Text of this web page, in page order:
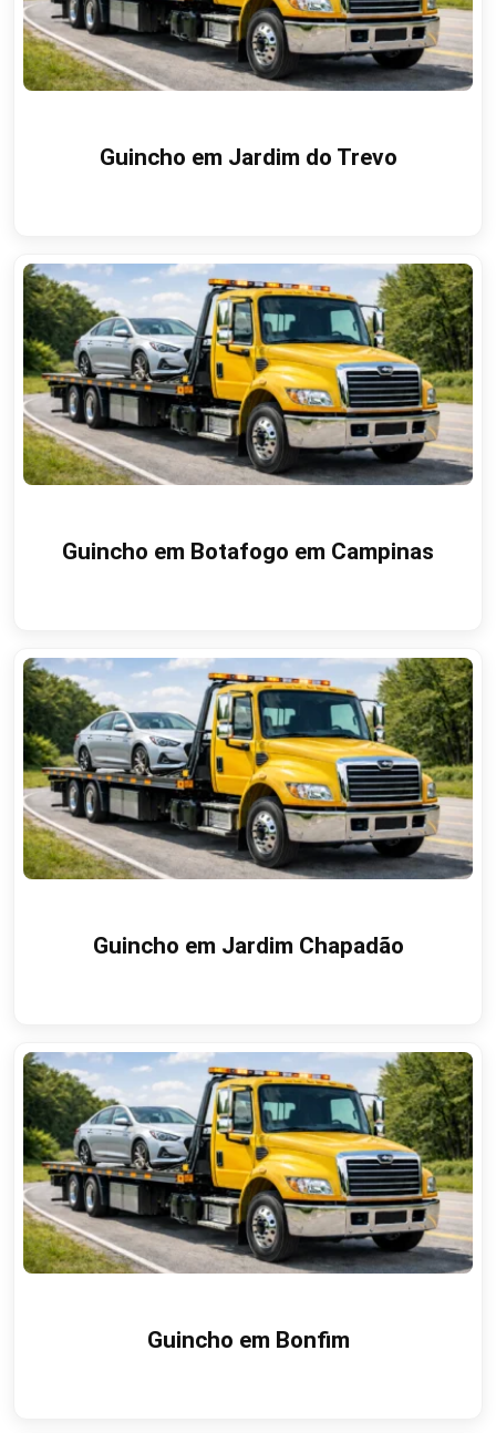
Guincho em Jardim do Trevo
Guincho em Botafogo em Campinas
Guincho em Jardim Chapadão
Guincho em Bonfim